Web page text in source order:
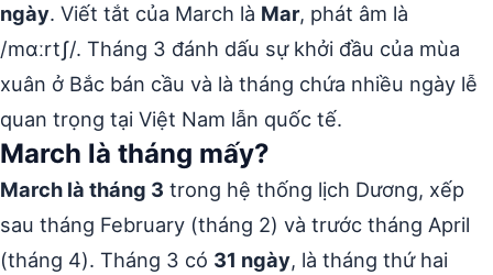
ngày. Viết tắt của March là Mar, phát âm là
/mɑːrtʃ/. Tháng 3 đánh dấu sự khởi đầu của mùa
xuân ở Bắc bán cầu và là tháng chứa nhiều ngày lễ
quan trọng tại Việt Nam lẫn quốc tế.
March là tháng mấy?
March là tháng 3 trong hệ thống lịch Dương, xếp
sau tháng February (tháng 2) và trước tháng April
(tháng 4). Tháng 3 có 31 ngày, là tháng thứ hai